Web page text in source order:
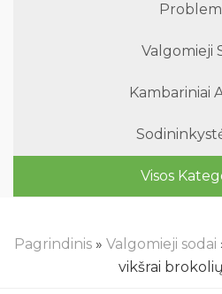
Valgomieji
Kambariniai
Visos
Pagrindinis» Valgomieji sodai
vikšrai